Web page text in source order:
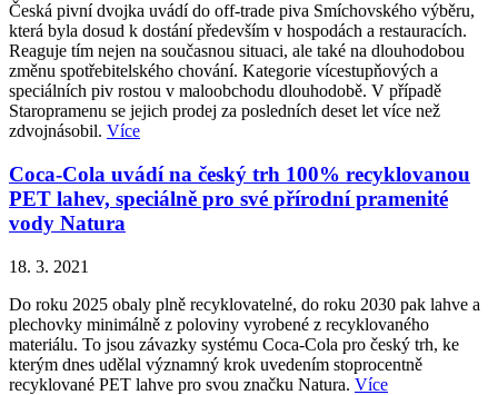
Česká pivní dvojka uvádí do off-trade piva Smíchovského výběru,
která byla dosud k dostání především v hospodách a restauracích.
Reaguje tím nejen na současnou situaci, ale také na dlouhodobou
změnu spotřebitelského chování. Kategorie vícestupňových a
speciálních piv rostou v maloobchodu dlouhodobě. V případě
Staropramenu se jejich prodej za posledních deset let více než
zdvojnásobil. Více
Coca-Cola uvádí na český trh 100% recyklovanou
PET lahev, speciálně pro své přírodní pramenité
vody Natura
18. 3. 2021
Do roku 2025 obaly plně recyklovatelné, do roku 2030 pak lahve a
plechovky minimálně z poloviny vyrobené z recyklovaného
materiálu. To jsou závazky systému Coca-Cola pro český trh, ke
kterým dnes udělal významný krok uvedením stoprocentně
recyklované PET lahve pro svou značku Natura. Více